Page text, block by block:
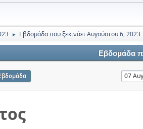
► Εβδομάδα που ξεκινάει Αυγούστου 6, 2023
Εβδομάδα